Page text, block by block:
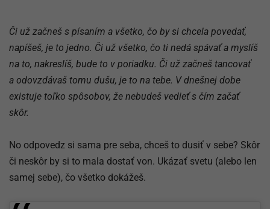
Či už začneš s písaním a všetko, čo by si chcela povedať,
napíšeš, je to jedno. Či už všetko, čo ti nedá spávať a myslíš
na to, nakreslíš, bude to v poriadku. Či už začneš tancovať
a odovzdávaš tomu dušu, je to na tebe. V dnešnej dobe
existuje toľko spôsobov, že nebudeš vedieť s čím začať
skôr.
No odpovedz si sama pre seba, chceš to dusiť v sebe? Skôr
či neskôr by si to mala dostať von. Ukázať svetu (alebo len
samej sebe), čo všetko dokážeš.